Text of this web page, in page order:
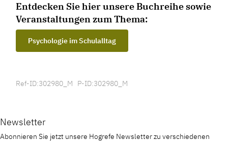
Entdecken Sie hier unsere Buchreihe sowie
Veranstaltungen zum Thema:
Psychologie im Schulalltag
Ref-ID:302980_M P-ID:302980_M
Newsletter
Abonnieren Sie jetzt unsere Hogrefe Newsletter zu verschiedenen